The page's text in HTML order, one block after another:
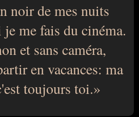
noir de mes nuits
me fais du cinéma.
et sans caméra,
en vacances: ma
toujours toi.